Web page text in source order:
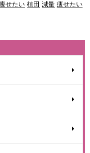
せたい 植田 減量 痩せたい